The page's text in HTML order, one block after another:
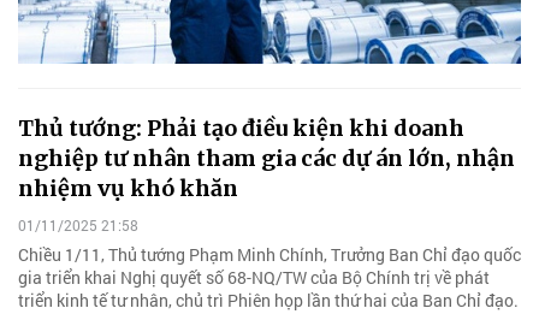
Thủ tướng: Phải tạo điều kiện khi doanh
nghiệp tư nhân tham gia các dự án lớn, nhận
nhiệm vụ khó khăn
01/11/2025 21:58
Chiều 1/11, Thủ tướng Phạm Minh Chính, Trưởng Ban Chỉ đạo quốc
gia triển khai Nghị quyết số 68-NQ/TW của Bộ Chính trị về phát
triển kinh tế tư nhân, chủ trì Phiên họp lần thứ hai của Ban Chỉ đạo.